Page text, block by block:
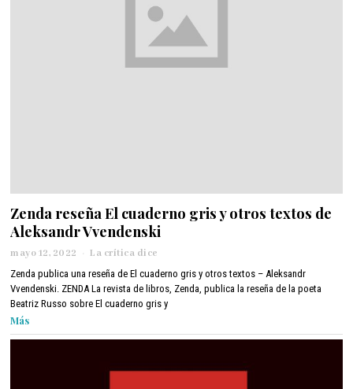
Zenda reseña El cuaderno gris y otros textos de
Aleksandr Vvendenski
mayo 12, 2022
i
o
,
La crítica dice
Zenda publica una reseña de El cuaderno gris y otros textos – Aleksandr
Vvendenski. ZENDA La revista de libros, Zenda, publica la reseña de la poeta
Beatriz Russo sobre El cuaderno gris y
Más